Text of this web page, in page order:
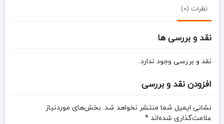
نظرات (0)
نقد و بررسی ها
نقد و بررسی وجود ندارد.
افزودن نقد و بررسی
نشانی ایمیل شما منتشر نخواهد شد. بخش‌های موردنیاز
علامت‌گذاری شده‌اند *